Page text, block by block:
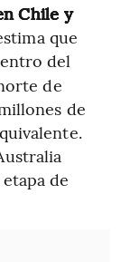
Chile y
que
del
de
de
de